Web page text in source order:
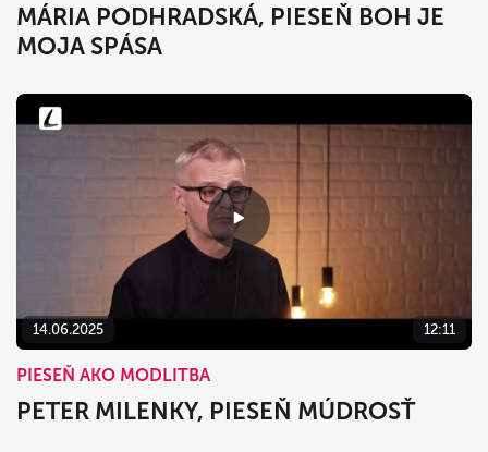
MÁRIA PODHRADSKÁ, PIESEŇ BOH JE
MOJA SPÁSA
14.06.2025 12:11
PIESEŇ AKO MODLITBA
PETER MILENKY, PIESEŇ MÚDROSŤ